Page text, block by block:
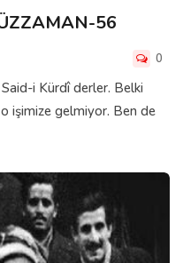
56
0
Said-i Kürdî derler. Belki
işimize gelmiyor. Ben de